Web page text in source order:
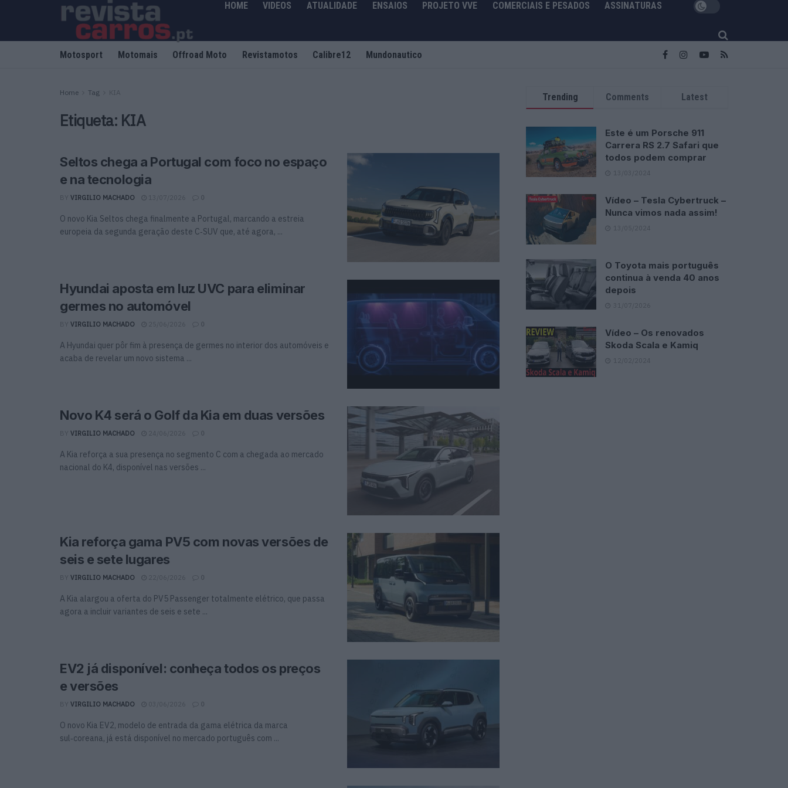
HOME VIDEOS ATUALIDADE ENSAIOS PROJETO VVE COMERCIAIS E PESADOS ASSINATURAS
Motosport Motomais Offroad Moto Revistamotos Calibre12 Mundonautico
Home Tag KIA
Etiqueta: KIA
Seltos chega a Portugal com foco no espaço
e na tecnologia
BY VIRGILIO MACHADO 13/07/2026 0
O novo Kia Seltos chega finalmente a Portugal, marcando a estreia
europeia da segunda geração deste C‑SUV que, até agora, ...
Hyundai aposta em luz UVC para eliminar
germes no automóvel
BY VIRGILIO MACHADO 0
A Hyundai quer pôr fim à presença de germes no interior dos automóveis e
acaba de revelar um novo sistema ...
Novo K4 será o Golf da Kia em duas versões
BY VIRGILIO MACHADO 24/06/2026 0
A Kia reforça a sua presença no segmento C com a chegada ao mercado
nacional do K4, disponível nas versões ...
Kia reforça gama PV5 com novas versões de
seis e sete lugares
BY VIRGILIO MACHADO 0
A Kia alargou a oferta do PV5 Passenger totalmente elétrico, que passa
agora a incluir variantes de seis e sete ...
EV2 já disponível: conheça todos os preços
e versões
BY VIRGILIO MACHADO 0
O novo Kia EV2, modelo de entrada da gama elétrica da marca
sul‑coreana, já está disponível no mercado português com ...
Trending Comments Latest
Este é um Porsche 911
Carrera RS 2.7 Safari que
todos podem comprar
13/03/2024
Vídeo – Tesla Cybertruck –
Nunca vimos nada assim!
13/05/2024
O Toyota mais português
continua à venda 40 anos
depois
31/07/2026
Vídeo – Os renovados
Skoda Scala e Kamiq
12/02/2024